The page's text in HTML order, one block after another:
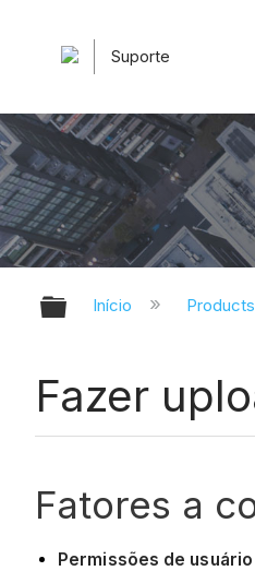
Suporte
Expandir/
Início Products
Fazer
Fatores a
Permissões de